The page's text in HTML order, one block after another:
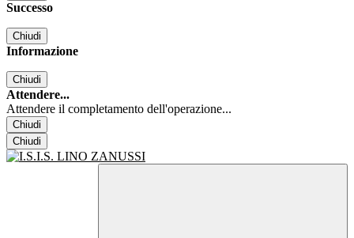
Successo
Chiudi
Informazione
Chiudi
Attendere...
Attendere il completamento dell'operazione...
Chiudi
Chiudi